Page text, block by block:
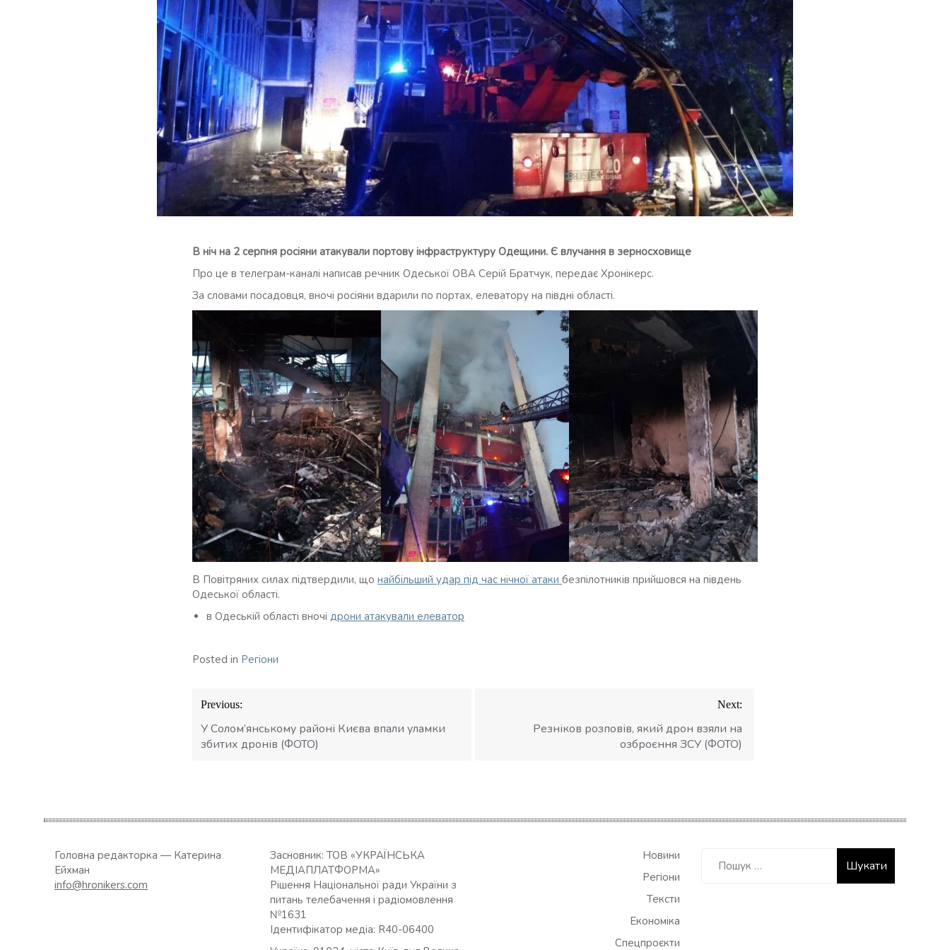
В ніч на 2 серпня росіяни атакували портову інфраструктуру Одещини. Є влучання в зерносховище
Про це в телеграм-каналі написав речник Одеської ОВА Серій Братчук, передає Хронікерс.
За словами посадовця, вночі росіяни вдарили по портах, елеватору на півдні області.
В Повітряних силах підтвердили, що найбільший удар під час нічної атаки безпілотників прийшовся на південь
Одеської області.
в Одеській області вночі дрони атакували елеватор
Posted in Регіони
Навігація
записів
Previous:
У Солом’янському районі Києва впали уламки
збитих дронів (ФОТО)
Next:
Резніков розповів, який дрон взяли на
озброєння ЗСУ (ФОТО)
Головна редакторка — Катерина
Ейхман
info@hronikers.com
Засновник: ТОВ «УКРАЇНСЬКА
МЕДІАПЛАТФОРМА»
Рішення Національної ради України з
питань телебачення і радіомовлення
№1631
Ідентифікатор медіа: R40-06400
Новини
Регіони
Тексти
Економіка
Спецпроєкти